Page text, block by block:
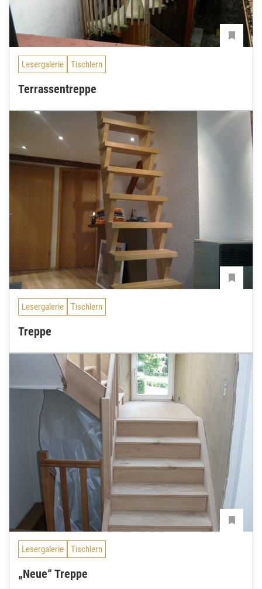
Lesergalerie Tischlern
Terrassentreppe
Lesergalerie Tischlern
Treppe
Lesergalerie Tischlern
„Neue“ Treppe